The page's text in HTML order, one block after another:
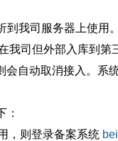
我司服务器上使用
司但外部入库到
自动取消接入。系
：
，则登录备案系统